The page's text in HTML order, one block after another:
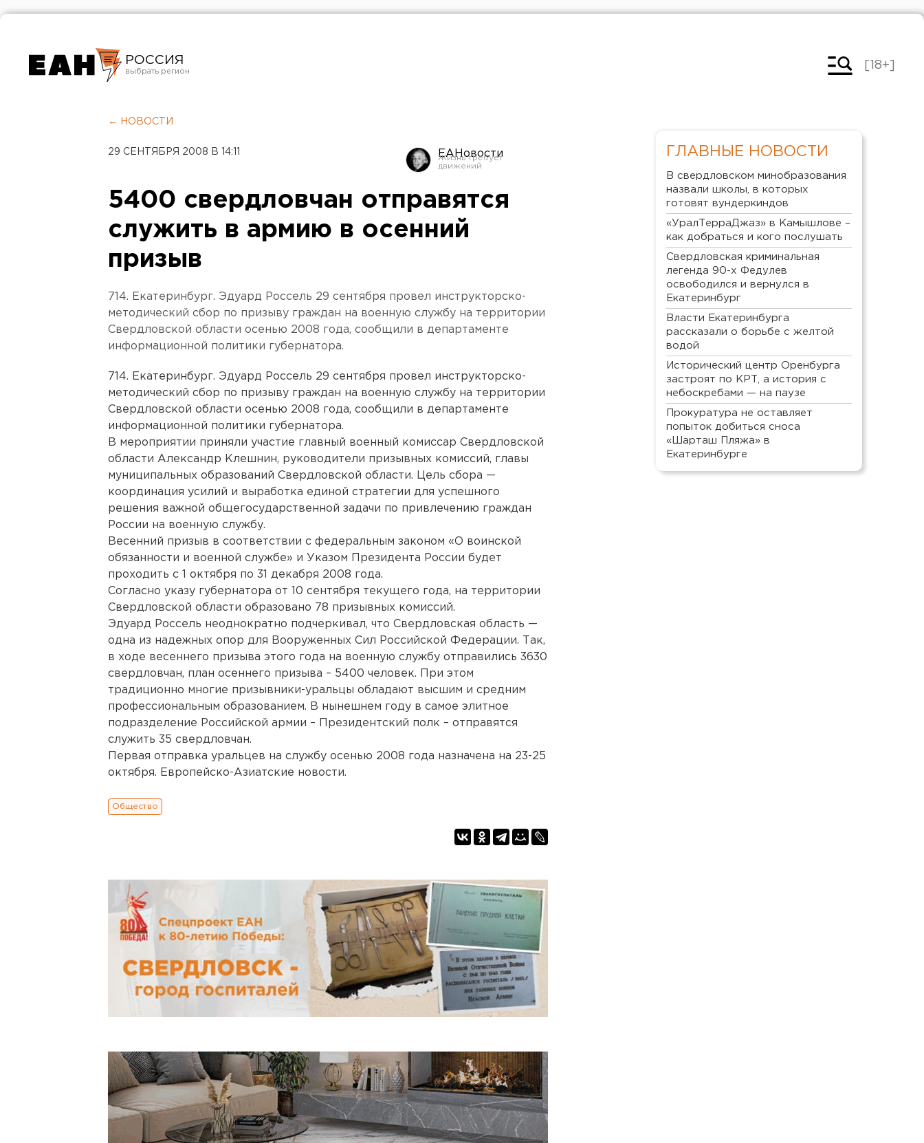
РОССИЯ
Челябинск
[18+]
← НОВОСТИ
29 СЕНТЯБРЯ 2008 В 14:11 ЕАНовости
5400 свердловчан отправятся
служить в армию в осенний
призыв
714. Екатеринбург. Эдуард Россель 29 сентября провел инструкторско-
методический сбор по призыву граждан на военную службу на территории
Свердловской области осенью 2008 года, сообщили в департаменте
информационной политики губернатора.
714. Екатеринбург. Эдуард Россель 29 сентября провел инструкторско-
методический сбор по призыву граждан на военную службу на территории
Свердловской области осенью 2008 года, сообщили в департаменте
информационной политики губернатора.
В мероприятии приняли участие главный военный комиссар Свердловской
области Александр Клешнин, руководители призывных комиссий, главы
муниципальных образований Свердловской области. Цель сбора —
координация усилий и выработка единой стратегии для успешного
решения важной общегосударственной задачи по привлечению граждан
России на военную службу.
Весенний призыв в соответствии с федеральным законом «О воинской
обязанности и военной службе» и Указом Президента России будет
проходить с 1 октября по 31 декабря 2008 года.
Согласно указу губернатора от 10 сентября текущего года, на территории
Свердловской области образовано 78 призывных комиссий.
Эдуард Россель неоднократно подчеркивал, что Свердловская область —
одна из надежных опор для Вооруженных Сил Российской Федерации. Так,
в ходе весеннего призыва этого года на военную службу отправились 3630
свердловчан, план осеннего призыва – 5400 человек. При этом
традиционно многие призывники-уральцы обладают высшим и средним
профессиональным образованием. В нынешнем году в самое элитное
подразделение Российской армии – Президентский полк – отправятся
служить 35 свердловчан.
Первая отправка уральцев на службу осенью 2008 года назначена на 23-25
октября. Европейско-Азиатские новости.
Общество
ГЛАВНЫЕ НОВОСТИ
В свердловском минобразования
назвали школы, в которых
готовят вундеркиндов
«УралТерраДжаз» в Камышлове –
как добраться и кого послушать
Свердловская криминальная
легенда 90-х Федулев
освободился и вернулся в
Екатеринбург
Власти Екатеринбурга
рассказали о борьбе с желтой
водой
Исторический центр Оренбурга
застроят по КРТ, а история с
небоскребами — на паузе
Прокуратура не оставляет
попыток добиться сноса
«Шарташ Пляжа» в
Екатеринбурге